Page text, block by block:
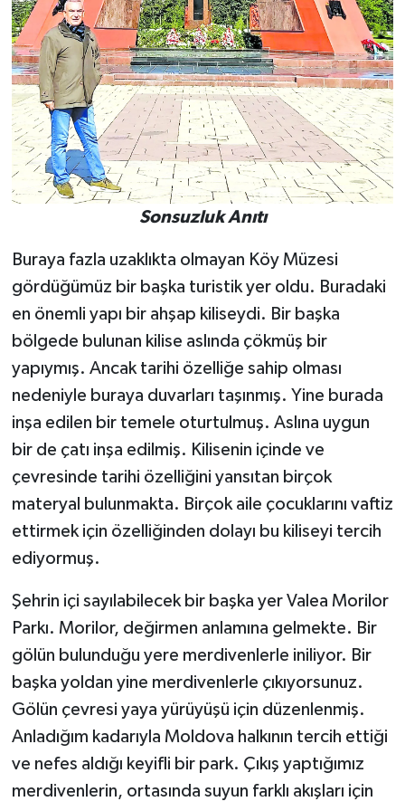
Sonsuzluk Anıtı
Buraya fazla uzaklıkta olmayan Köy Müzesi
gördüğümüz bir başka turistik yer oldu. Buradaki
en önemli yapı bir ahşap kiliseydi. Bir başka
bölgede bulunan kilise aslında çökmüş bir
yapıymış. Ancak tarihi özelliğe sahip olması
nedeniyle buraya duvarları taşınmış. Yine burada
inşa edilen bir temele oturtulmuş. Aslına uygun
bir de çatı inşa edilmiş. Kilisenin içinde ve
çevresinde tarihi özelliğini yansıtan birçok
materyal bulunmakta. Birçok aile çocuklarını vaftiz
ettirmek için özelliğinden dolayı bu kiliseyi tercih
ediyormuş.
Şehrin içi sayılabilecek bir başka yer Valea Morilor
Parkı. Morilor, değirmen anlamına gelmekte. Bir
gölün bulunduğu yere merdivenlerle iniliyor. Bir
başka yoldan yine merdivenlerle çıkıyorsunuz.
Gölün çevresi yaya yürüyüşü için düzenlenmiş.
Anladığım kadarıyla Moldova halkının tercih ettiği
ve nefes aldığı keyifli bir park. Çıkış yaptığımız
merdivenlerin, ortasında suyun farklı akışları için